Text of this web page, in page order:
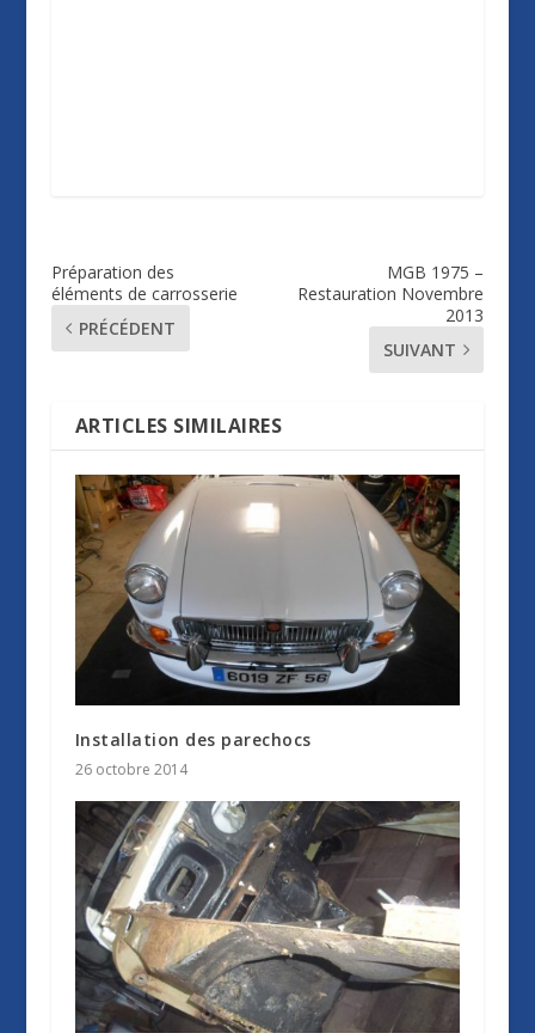
Préparation des
éléments de carrosserie
PRÉCÉDENT
MGB 1975 –
Restauration Novembre
2013
SUIVANT
ARTICLES SIMILAIRES
Installation des parechocs
26 octobre 2014